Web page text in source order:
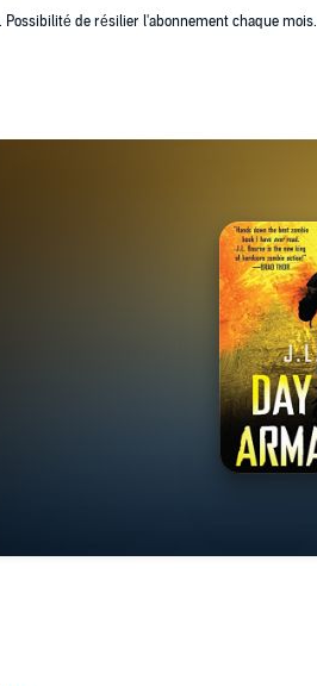
de résilier l'abonnement chaque mois.